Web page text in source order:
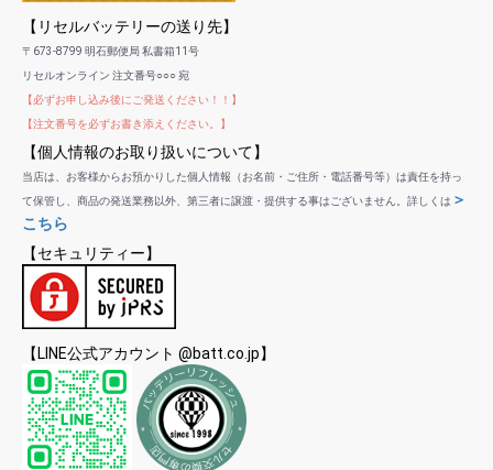
【リセルバッテリーの送り先】
〒673-8799 明石郵便局 私書箱11号
リセルオンライン 注文番号○○○ 宛
【必ずお申し込み後にご発送ください！！】
【注文番号を必ずお書き添えください。】
【個人情報のお取り扱いについて】
当店は、お客様からお預かりした個人情報（お名前・ご住所・電話番号等）は責任を持っ
て保管し、商品の発送業務以外、第三者に譲渡・提供する事はございません。詳しくは ＞
こちら
【セキュリティー】
【LINE公式アカウント @batt.co.jp】